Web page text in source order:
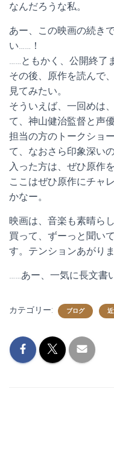
なんだろうな私。
あー、この映画の続き
い……！
……ともかく、公開終了
その後、原作を読んで
見てみたい。
そういえば、一回めは
て、神山健治監督と声
担当の方のトークショ
て、なおさら印象深い
入った方は、ぜひ原作
ここはぜひ原作にチャ
かなー。
映画は、音楽も素晴ら
買って、ずーっと聞い
す。テンションあがり
……あー、一気に長文書
カテゴリー: ブログ